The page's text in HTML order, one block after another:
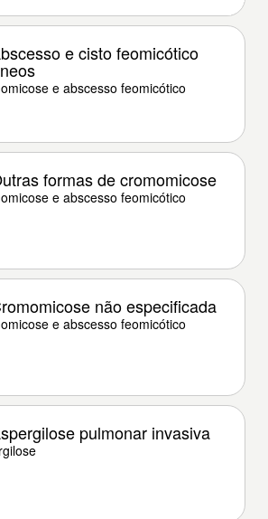
e cisto feomicótico
e abscesso feomicótico
formas de cromomicose
e abscesso feomicótico
não especificada
e abscesso feomicótico
pulmonar invasiva